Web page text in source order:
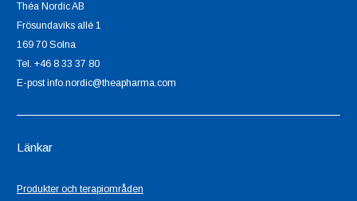
Théa Nordic AB
Frösundaviks allé 1
169 70 Solna
Tel. +46 8 33 37 80
E-post info.nordic@theapharma.com
Länkar
Produkter och terapiområden